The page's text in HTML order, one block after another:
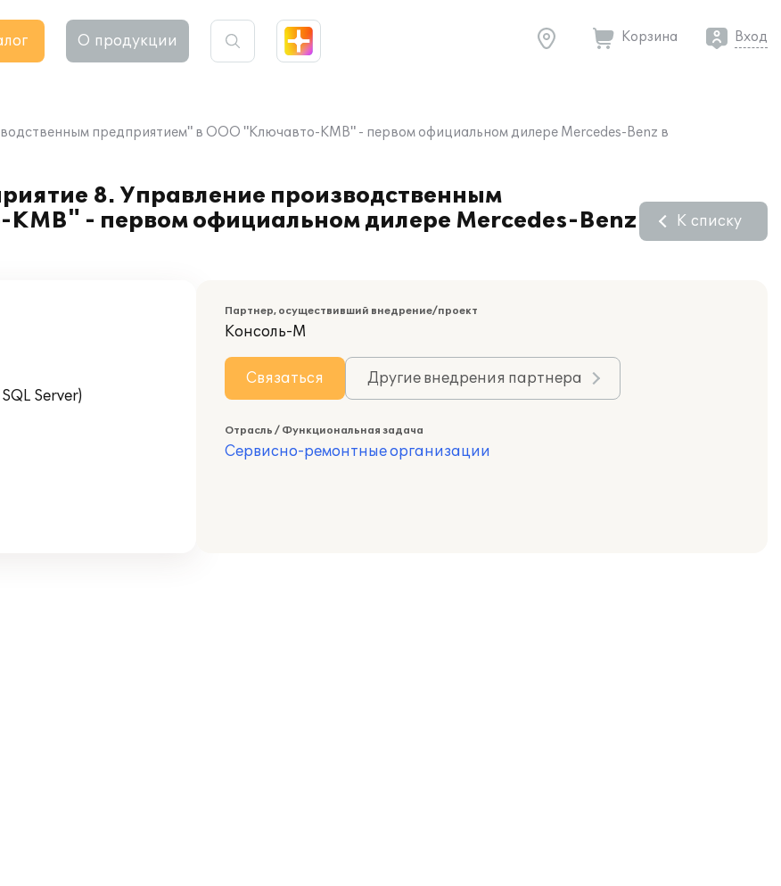
О продукции Корзина Вход
предприятием" в ООО "Ключавто-КМВ" - первом официальном дилере Mercedes-Benz в
8. Управление производственным
- первом официальном дилере Mercedes-Benz
К списку
Server)
Партнер, осуществивший внедрение/проект
Консоль-М
Связаться Другие внедрения партнера
Отрасль / Функциональная задача
Сервисно-ремонтные организации